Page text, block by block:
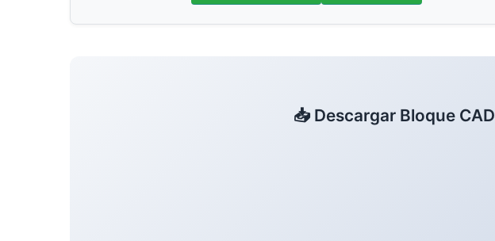
📥 Descargar Bloque CAD